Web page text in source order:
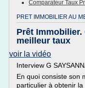
Comparateur Taux
PRET IMMOBILIER AU
Prêt
meilleur taux
voir la vidéo
Interview G
En quoi consiste son
particulier à obtenir